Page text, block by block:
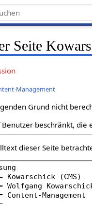
Seite
Management
Grund nicht
beschränkt, die
dieser Seite